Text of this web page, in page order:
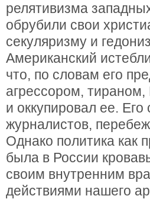
релятивизма
обрубили свои
секуляризму и
Американский
что, по словам его
агрессором,
и оккупировал ее.
журналистов,
Однако политика как
была в России
своим внутренним
действиями нашего